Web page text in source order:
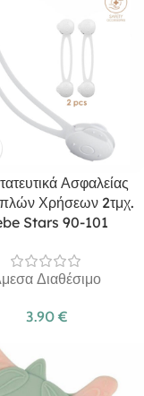
Ασφαλείας
Χρήσεων 2τμχ.
Stars 90-101
Διαθέσιμο
3.90 €